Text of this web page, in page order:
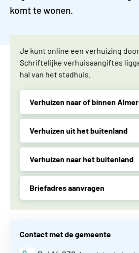
komt te wonen.
Je kunt online een verhuizing
Schriftelijke verhuisaangiftes
hal van het stadhuis.
Verhuizen naar of binnen
Verhuizen uit het buitenland
Verhuizen naar het buitenland
Briefadres aanvragen
Contact met de gemeente